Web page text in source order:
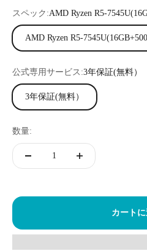
スペック:AMD Ryzen R5-
AMD Ryzen R5-
公式専用サービス:3年保証(無料）
3年保証(無料）
数量:
カート